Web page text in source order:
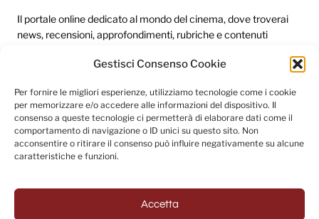
Gestisci Consenso Cookie
Per fornire le migliori esperienze, utilizziamo tecnologie come i cookie
per memorizzare e/o accedere alle informazioni del dispositivo. Il
consenso a queste tecnologie ci permetterà di elaborare dati come il
comportamento di navigazione o ID unici su questo sito. Non
acconsentire o ritirare il consenso può influire negativamente su alcune
caratteristiche e funzioni.
Accetta
Il portale online dedicato al mondo del cinema, dove troverai
news, recensioni, approfondimenti, rubriche e contenuti
Redazione
Categorie
Link utili
Seguici sui social